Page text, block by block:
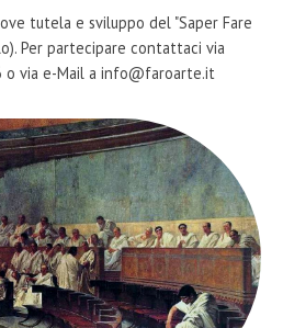
tutela e sviluppo del "Saper Fare
Per partecipare contattaci via
o via e-Mail a info@faroarte.it